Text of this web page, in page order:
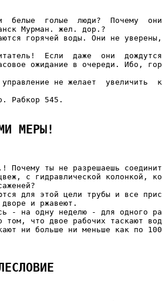
белые  голые  люди?  Почему
Мурман. жел. дор.?
горячей воды. Они не
Если  даже  они
ожидание в очереди. Ибо,
не желает  увеличить
Рабкор 545.
МЕРЫ!
Почему ты не разрешаешь
с гидравлической колонкой,
для этой цели трубы и все
и ржавеют.
- на одну неделю - для одного
том, что двое рабочих таскают
ни больше ни меньше как по